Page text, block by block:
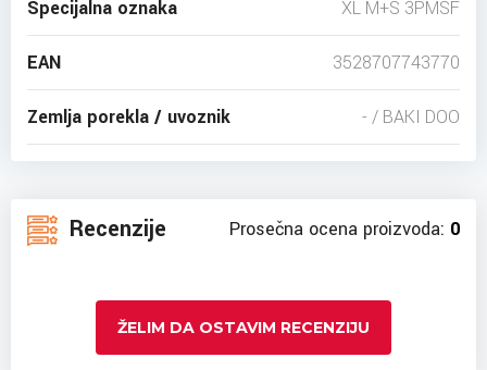
Specijalna oznaka XL M+S 3PMSF
EAN 3528707743770
Zemlja porekla / uvoznik - / BAKI DOO
Recenzije Prosečna ocena proizvoda: 0
ŽELIM DA OSTAVIM RECENZIJU